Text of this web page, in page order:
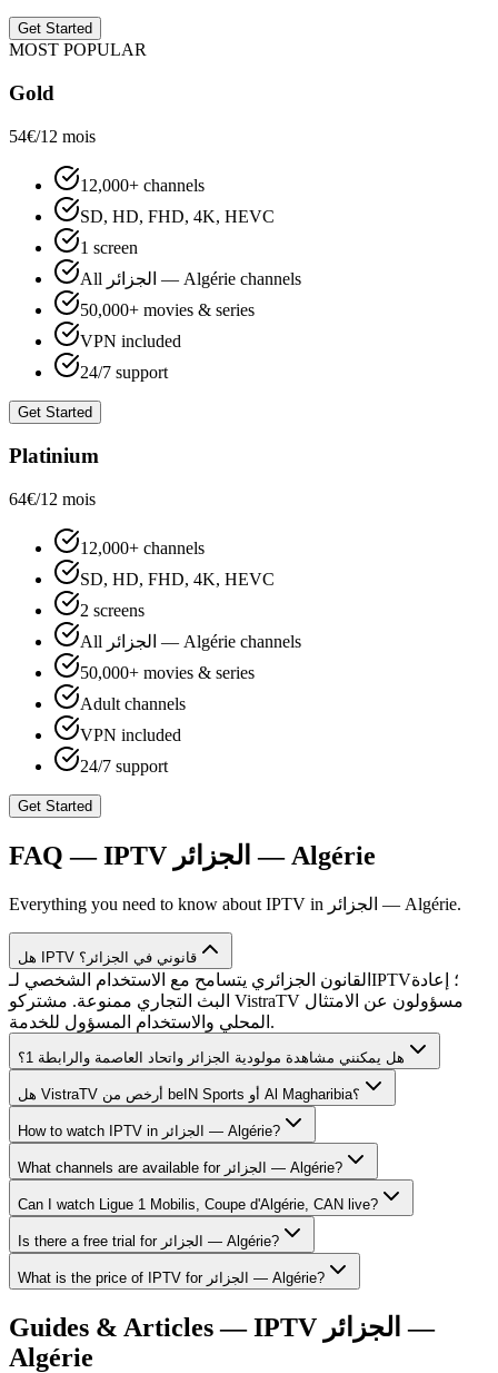
Get Started
MOST POPULAR
Gold
54€/12 mois
12,000+ channels
SD, HD, FHD, 4K, HEVC
1 screen
All الجزائر — Algérie channels
50,000+ movies & series
VPN included
24/7 support
Get Started
Platinium
64€/12 mois
12,000+ channels
SD, HD, FHD, 4K, HEVC
2 screens
All الجزائر — Algérie channels
50,000+ movies & series
Adult channels
VPN included
24/7 support
Get Started
FAQ — IPTV الجزائر — Algérie
Everything you need to know about IPTV in الجزائر — Algérie.
هل IPTV قانوني في الجزائر؟
القانون الجزائري يتسامح مع الاستخدام الشخصي لـIPTV؛ إعادة
البث التجاري ممنوعة. مشتركو VistraTV مسؤولون عن الامتثال
المحلي والاستخدام المسؤول للخدمة.
هل يمكنني مشاهدة مولودية الجزائر واتحاد العاصمة والرابطة 1؟
هل VistraTV أرخص من beIN Sports أو Al Magharibia؟
How to watch IPTV in الجزائر — Algérie?
What channels are available for الجزائر — Algérie?
Can I watch Ligue 1 Mobilis, Coupe d'Algérie, CAN live?
Is there a free trial for الجزائر — Algérie?
What is the price of IPTV for الجزائر — Algérie?
Guides & Articles — IPTV الجزائر —
Algérie